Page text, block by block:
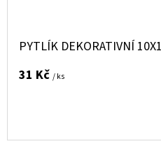
PYTLÍK DEKORATIVNÍ
31 Kč / ks